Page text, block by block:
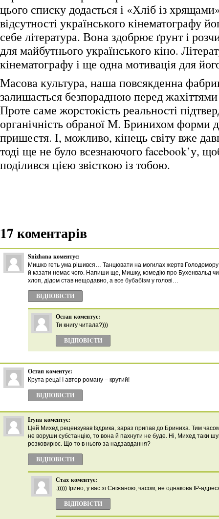
цього списку додається і «Хліб із
відсутності українського кінематографу
себе література. Вона здобрює ґрунт і
для майбутнього українського кіно.
кінематографу і ще одна мотивація для
Масова культура, наша повсякденна
залишається безпорадною перед жахіттями
Проте саме жорстокість реальності
органічність обраної М. Бринихом форми
пришестя. І, можливо, кінець світу вже
тоді ще не було всезнаючого facebook’у,
поділився цією звісткою із тобою.
17 коментарів
Snizhana коментує:
Мишко геть ума рішився… Танцювати на могилах жертв
й казати немає чого. Напиши ще, Мишку, комедію про Бухенвальд
хлоп, дідом став нещодавно, а все бубабізм у голові…
ВІДПОВІCТИ
Остап коментує:
Ти книгу читала?)))
ВІДПОВІCТИ
Остап коментує:
Крута реца! І автор роману – крутий!
ВІДПОВІCТИ
Iryna коментує:
Цей Михед рецензував Іздрика, зараз припав до Бриниха. Тим
не воруши субстанцію, то вона й пахнути не буде. Ні, Михед таки
розковирює. Що то в нього за надзавдання?
ВІДПОВІCТИ
Стах коментує:
:))))) Ірино, у вас зі Сніжаною, часом, не однакова IP-
ВІДПОВІCТИ